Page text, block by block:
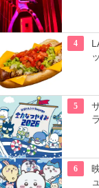
4
5
6